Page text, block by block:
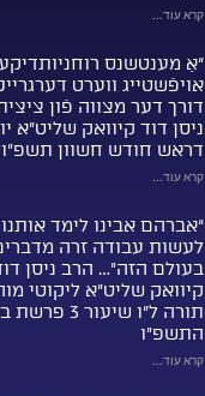
קרא עוד...
“אַ מענטשנס
אויפֿשטייג ווערט
דורך דער מצווה פֿון
ניסן דוד קיוואק שליט”א
דראש חודש חשוון תשפ”ו
קרא עוד...
“אברהם אבינו לימד
לעשות עבודה זרה
בעולם הזה”… הרב ניסן
קיוואק שליט”א ליקוטי
תורה ל”ו שיעור
התשפ”ו
קרא עוד...